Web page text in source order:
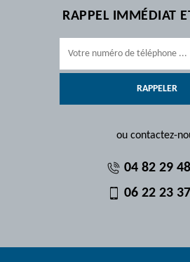
RAPPEL IMMÉDIAT
ou contactez-
04 82 29
06 22 23